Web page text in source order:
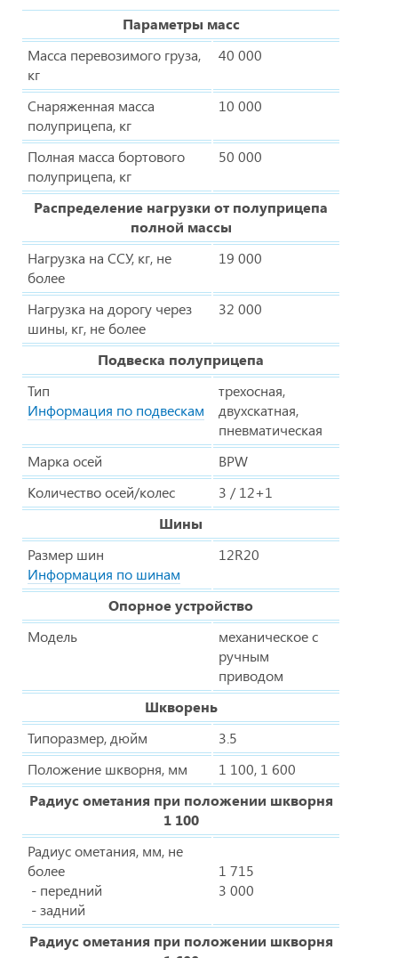
Параметры масс
Масса перевозимого груза,
кг
40 000
Снаряженная масса
полуприцепа, кг
10 000
Полная масса бортового
полуприцепа, кг
50 000
Распределение нагрузки от полуприцепа
полной массы
Нагрузка на ССУ, кг, не
более
19 000
Нагрузка на дорогу через
шины, кг, не более
32 000
Подвеска полуприцепа
Тип
Информация по подвескам
трехосная,
двухскатная,
пневматическая
Марка осей
BPW
Количество осей/колес
3 / 12+1
Шины
Размер шин
Информация по шинам
12R20
Опорное устройство
Модель
механическое с
ручным
приводом
Шкворень
Типоразмер, дюйм
3.5
Положение шкворня, мм
1 100, 1 600
Радиус ометания при положении шкворня
1 100
Радиус ометания, мм, не
более
- передний
- задний
1 715
3 000
Радиус ометания при положении шкворня